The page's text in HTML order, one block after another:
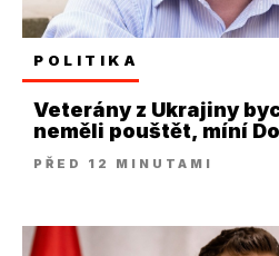
POLITIKA
Veterány z Ukrajiny
neměli pouštět, míní
PŘED 12 MINUTAMI